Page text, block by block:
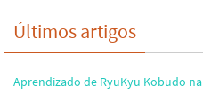
Últimos artigos
Aprendizado de RyuKyu Kobudo